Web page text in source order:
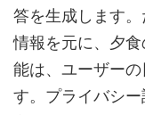
答を生成します
情報を元に、夕
能は、ユーザー
す。プライバシ